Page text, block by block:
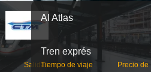
Salidas
Al Atlas
Tren exprés
Tiempo de viaje Precio de